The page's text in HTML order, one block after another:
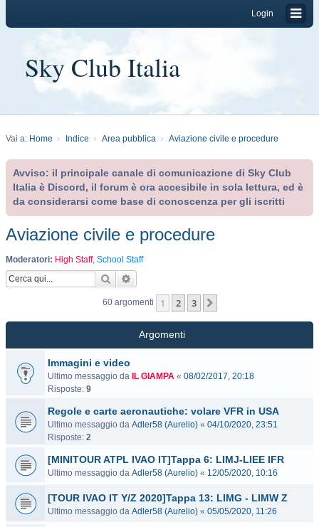
Login
Sky Club Italia
Vai a: Home Indice Area pubblica Aviazione civile e procedure
Avviso: il principale canale di comunicazione di Sky Club
Italia è Discord, il forum è ora accesibile in sola lettura, ed è
da considerarsi come base di conoscenza per gli iscritti
Aviazione civile e procedure
Moderatori: High Staff, School Staff
Cerca
60 argomenti 1 2 3
Argomenti
Immagini e video
Ultimo messaggio da IL GIAMPA « 08/02/2017, 20:18
Risposte: 9
Regole e carte aeronautiche: volare VFR in USA
Ultimo messaggio da Adler58 (Aurelio) « 04/10/2020, 23:51
Risposte: 2
[MINITOUR ATPL IVAO IT]Tappa 6: LIMJ-LIEE IFR
Ultimo messaggio da Adler58 (Aurelio) « 12/05/2020, 10:16
[TOUR IVAO IT Y/Z 2020]Tappa 13: LIMG - LIMW Z
Ultimo messaggio da Adler58 (Aurelio) « 05/05/2020, 11:26